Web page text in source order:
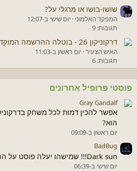
שושו-בושו או מרגלי על?
המפקד האלמוני יום שישי ב-12:07
תגובות: 9
דרקוניקון 26 - בוטלה ההרשמה המוקדמת למנחים?
האיש הצעיר יום ראשון ב-11:03
תגובות: 6
פוסטי פרופיל אחרונים
Gray Gandalf
אפשר להכין דמות לכל משחק
הוא?
יום ראשון ב-09:09
BadBug
Dark sun!!! שמישהו יעלה פוסט על ההכרזות של Wizards
יום שישי ב-06:39